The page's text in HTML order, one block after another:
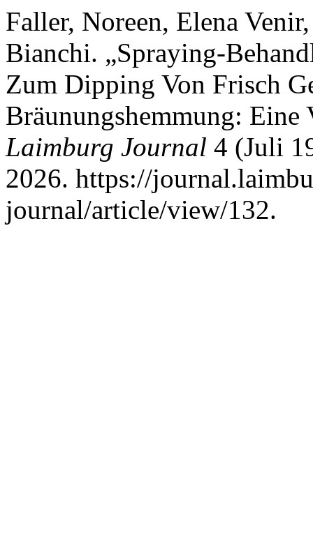
Faller, Noreen, Elena
Bianchi. „Spraying-
Zum Dipping Von Frisch
Bräunungshemmung: Eine
Laimburg Journal 4 (Juli
2026. https://
journal/article/view/132.